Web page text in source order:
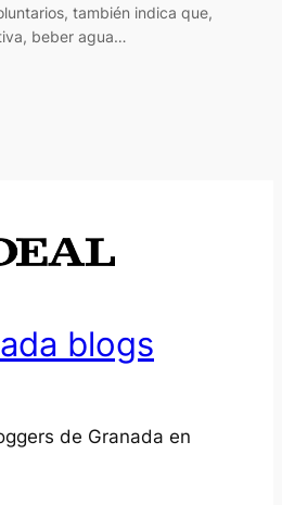
también indica que,
beber agua…
blogs
de Granada en